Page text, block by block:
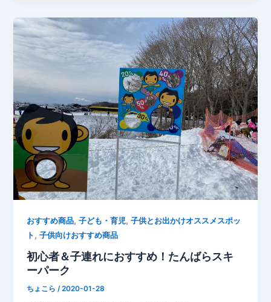
おすすめ商品,子ども・育児,子供とお出かけオススメスポッ
ト ,子供向けおすすめ商品
初心者＆子連れにおすすめ！たんばらスキ
ーパーク
ちょこら /2020-01-28